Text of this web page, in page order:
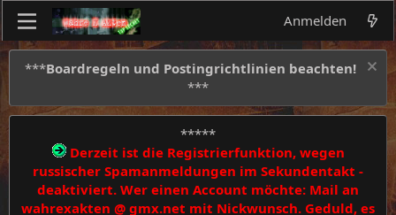
Anmelden
***Boardregeln und Postingrichtlinien beachten!
***
*****
Derzeit ist die Registrierfunktion, wegen
russischer Spamanmeldungen im Sekundentakt -
deaktiviert. Wer einen Account möchte: Mail an
wahrexakten @ gmx.net mit Nickwunsch. Geduld, es